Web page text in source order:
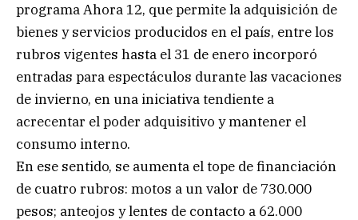
programa Ahora 12, que permite la adquisición de
bienes y servicios producidos en el país, entre los
rubros vigentes hasta el 31 de enero incorporó
entradas para espectáculos durante las vacaciones
de invierno, en una iniciativa tendiente a
acrecentar el poder adquisitivo y mantener el
consumo interno.
En ese sentido, se aumenta el tope de financiación
de cuatro rubros: motos a un valor de 730.000
pesos; anteojos y lentes de contacto a 62.000